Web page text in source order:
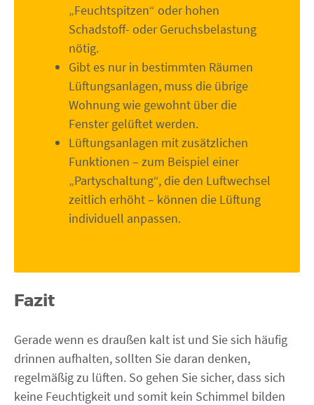
„Feuchtspitzen“ oder hohen
Schadstoff- oder Geruchsbelastung
nötig.
Gibt es nur in bestimmten Räumen
Lüftungsanlagen, muss die übrige
Wohnung wie gewohnt über die
Fenster gelüftet werden.
Lüftungsanlagen mit zusätzlichen
Funktionen – zum Beispiel einer
„Partyschaltung“, die den Luftwechsel
zeitlich erhöht – können die Lüftung
individuell anpassen.
Fazit
Gerade wenn es draußen kalt ist und Sie sich häufig
drinnen aufhalten, sollten Sie daran denken,
regelmäßig zu lüften. So gehen Sie sicher, dass sich
keine Feuchtigkeit und somit kein Schimmel bilden